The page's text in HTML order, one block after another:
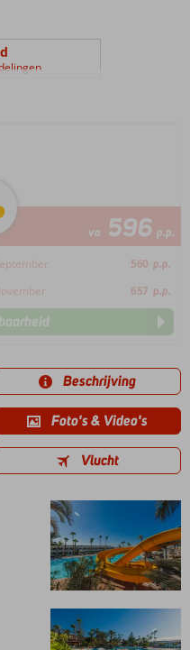
va 596 p.p.
560 p.p.
657 p.p.
Beschrijving
Foto's & Video's
Vlucht